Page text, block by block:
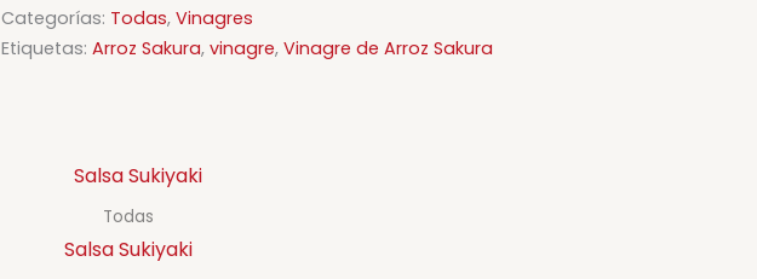
Categorías: Todas, Vinagres
Etiquetas: Arroz Sakura, vinagre, Vinagre de Arroz Sakura
Todas
Salsa Sukiyaki